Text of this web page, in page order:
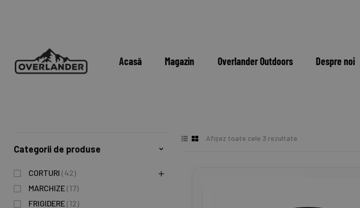
Acasă Magazin Overlander Outdoors Despre noi
Afișez toate cele 3 rezultate
Categorii de produse
CORTURI (42)
MARCHIZE(17)
FRIGIDERE(12)